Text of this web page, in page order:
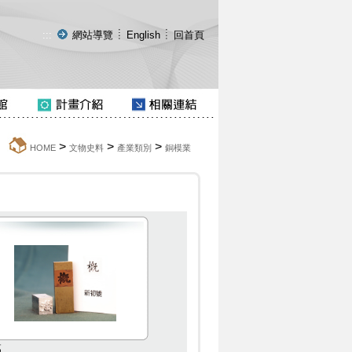
::: 網站導覽 English 回首頁
HOME> 文物史料> 產業類別 > 銅模業